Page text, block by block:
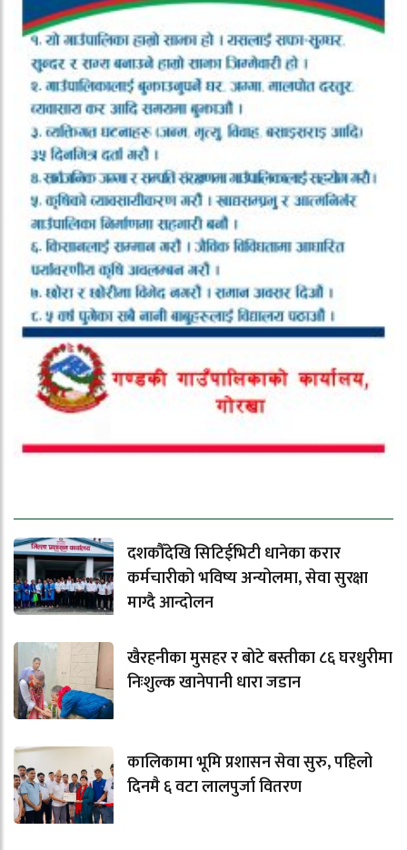
दशकौँदेखि सिटिईभिटी धानेका करार
कर्मचारीको भविष्य अन्योलमा, सेवा सुरक्षा
माग्दै आन्दोलन
खैरहनीका मुसहर र बोटे बस्तीका ८६ घरधुरीमा
निःशुल्क खानेपानी धारा जडान
कालिकामा भूमि प्रशासन सेवा सुरु, पहिलो
दिनमै ६ वटा लालपुर्जा वितरण